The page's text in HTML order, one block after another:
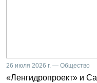
26 июля 2026 г. — Общество
«Ленгидропроект» и